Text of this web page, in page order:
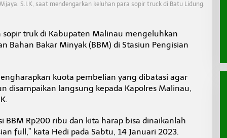
S.I.K, saat mendengarkan keluhan para sopir truck di Batu Lidung.
sopir truk di Kabupaten Malinau mengeluhkan
Bahan Bakar Minyak (BBM) di Stasiun Pengisian
kuota pembelian yang dibatasi agar
disampaikan langsung kepada Kapolres Malinau,
BBM Rp200 ribu dan kita harap bisa dinaikanlah
full,” kata Hedi pada Sabtu, 14 Januari 2023.